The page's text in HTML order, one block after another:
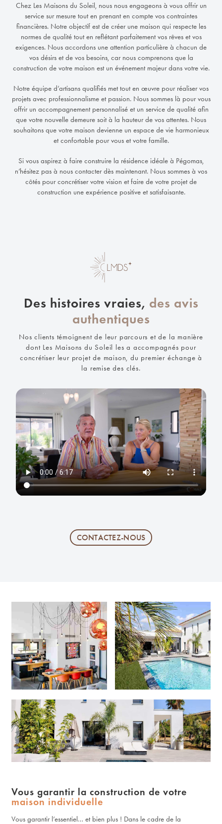
Chez Les Maisons du Soleil, nous nous engageons à vous offrir un
service sur mesure tout en prenant en compte vos contraintes
financières. Notre objectif est de créer une maison qui respecte les
normes de qualité tout en reflétant parfaitement vos rêves et vos
exigences. Nous accordons une attention particulière à chacun de
vos désirs et de vos besoins, car nous comprenons que la
construction de votre maison est un événement majeur dans votre vie.
Notre équipe d’artisans qualifiés met tout en œuvre pour réaliser vos
projets avec professionnalisme et passion. Nous sommes là pour vous
offrir un accompagnement personnalisé et un service de qualité afin
que votre nouvelle demeure soit à la hauteur de vos attentes. Nous
souhaitons que votre maison devienne un espace de vie harmonieux
et confortable pour vous et votre famille.
Si vous aspirez à faire construire la résidence idéale à Pégomas,
n’hésitez pas à nous contacter dès maintenant. Nous sommes à vos
côtés pour concrétiser votre vision et faire de votre projet de
construction une expérience positive et satisfaisante.
Des histoires vraies, des avis
authentiques
Nos clients témoignent de leur parcours et de la manière
dont Les Maisons du Soleil les a accompagnés pour
concrétiser leur projet de maison, du premier échange à
la remise des clés.
CONTACTEZ-NOUS
Vous garantir la construction de votre
maison individuelle
Vous garantir l’essentiel… et bien plus ! Dans le cadre de la